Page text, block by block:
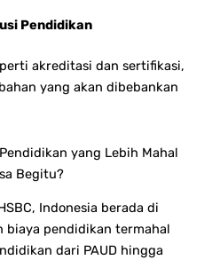
Pendidikan
akreditasi dan sertifikasi,
yang akan dibebankan
yang Lebih Mahal
Begitu?
Indonesia berada di
biaya pendidikan termahal
dari PAUD hingga